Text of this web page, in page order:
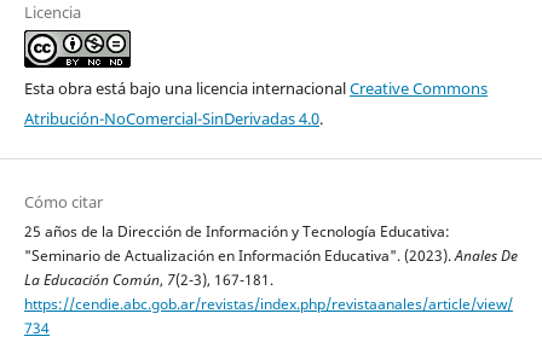
Licencia
Esta obra está bajo una licencia internacionalCreative Commons
Atribución-NoComercial-SinDerivadas 4.0.
Cómo citar
25 años de la Dirección de Información y Tecnología Educativa:
"Seminario de Actualización en Información Educativa". (2023).Anales De
La Educación Común, 7(2-3), 167-181.
https://cendie.abc.gob.ar/revistas/index.php/revistaanales/article/view/
734